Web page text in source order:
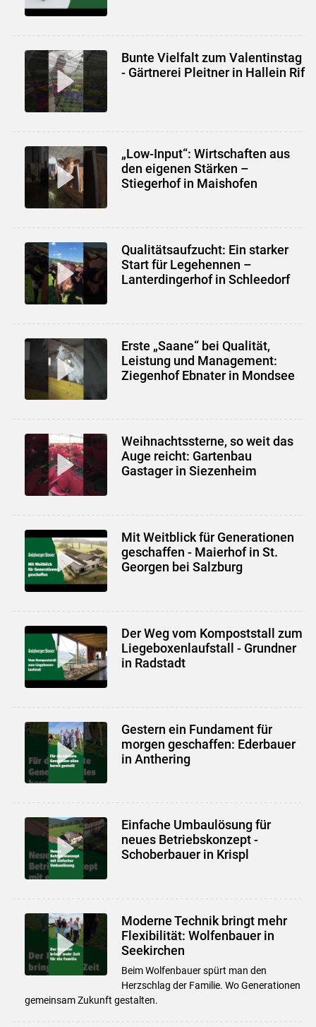
Bunte Vielfalt zum Valentinstag
- Gärtnerei Pleitner in Hallein Rif
„Low-Input“: Wirtschaften aus
den eigenen Stärken –
Stiegerhof in Maishofen
Qualitätsaufzucht: Ein starker
Start für Legehennen –
Lanterdingerhof in Schleedorf
Erste „Saane“ bei Qualität,
Leistung und Management:
Ziegenhof Ebnater in Mondsee
Weihnachtssterne, so weit das
Auge reicht: Gartenbau
Gastager in Siezenheim
Mit Weitblick für Generationen
geschaffen - Maierhof in St.
Georgen bei Salzburg
Der Weg vom Kompoststall zum
Liegeboxenlaufstall - Grundner
in Radstadt
Gestern ein Fundament für
morgen geschaffen: Ederbauer
in Anthering
Einfache Umbaulösung für
neues Betriebskonzept -
Schoberbauer in Krispl
Moderne Technik bringt mehr
Flexibilität: Wolfenbauer in
Seekirchen
Beim Wolfenbauer spürt man den
Herzschlag der Familie. Wo Generationen
gemeinsam Zukunft gestalten.